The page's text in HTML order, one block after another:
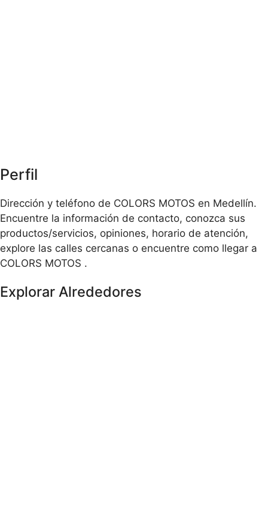
Perfil
Dirección y teléfono de COLORS MOTOS en Medellín.
Encuentre la información de contacto, conozca sus
productos/servicios, opiniones, horario de atención,
explore las calles cercanas o encuentre como llegar a
COLORS MOTOS .
Explorar Alrededores